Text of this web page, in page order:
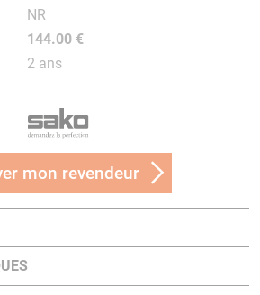
NR
144.00 €
2 ans
mon revendeur